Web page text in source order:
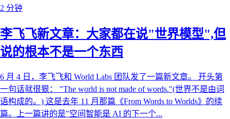
2 分钟
李飞飞新文章：大家都在说"世界模型",但
说的根本不是一个东西
6 月 4 日，李飞飞和 World Labs 团队发了一篇新文章。 开头第
一句话就很狠： "The world is not made of words."(世界不是由词
语构成的。) 这是去年 11 月那篇《From Words to Worlds》的续
篇。上一篇讲的是"空间智能是 AI 的下一个...